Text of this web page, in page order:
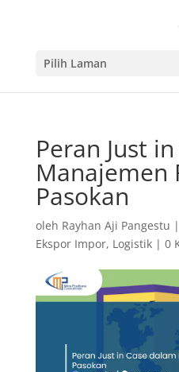
Pilih Laman
Peran Just
Manajemen
Pasokan
oleh Rayhan Aji Pangestu |
Ekspor Impor, Logistik| 0